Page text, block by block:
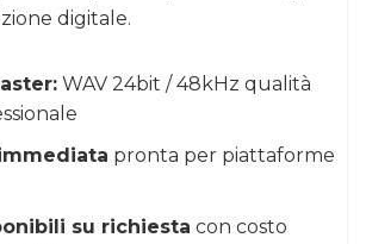
digitale.
WAV 24bit / 48kHz qualità
pronta per piattaforme
su richiesta con costo